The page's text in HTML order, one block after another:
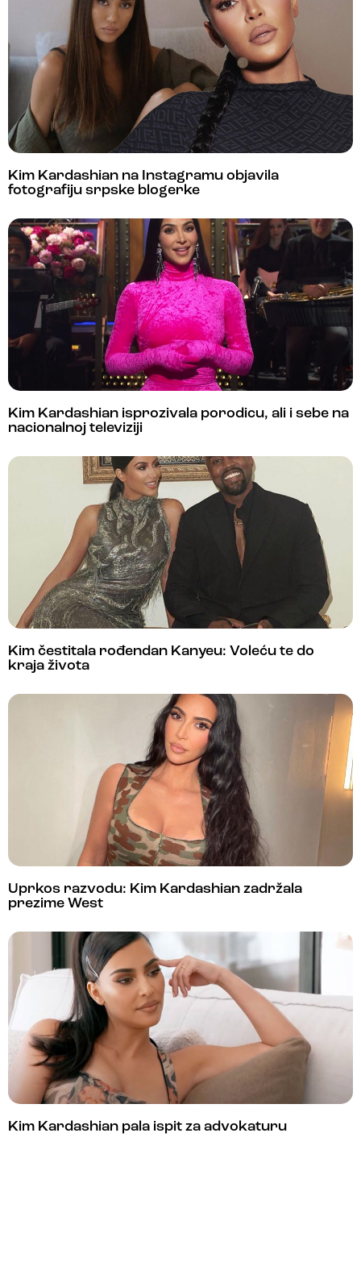
Kim Kardashian na Instagramu objavila
fotografiju srpske blogerke
Kim Kardashian isprozivala porodicu, ali i sebe na
nacionalnoj televiziji
Kim čestitala rođendan Kanyeu: Voleću te do
kraja života
Uprkos razvodu: Kim Kardashian zadržala
prezime West
Kim Kardashian pala ispit za advokaturu